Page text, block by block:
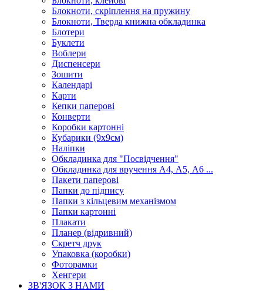
Блокноти, скріплення на пружину
Блокноти, Тверда книжна обкладинка
Блотери
Буклети
Воблери
Диспенсери
Зошити
Календарі
Карти
Кепки паперові
Конверти
Коробки картонні
Кубарики (9х9см)
Наліпки
Обкладинка для "Посвідчення"
Обкладинка для вручення А4, А5, А6 ...
Пакети паперові
Папки до підпису
Папки з кільцевим механізмом
Папки картонні
Плакати
Планер (відривний)
Скретч друк
Упаковка (коробки)
Фоторамки
Хенгери
ЗВ'ЯЗОК З НАМИ